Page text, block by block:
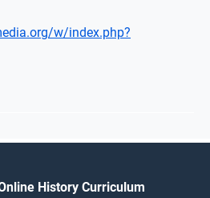
w/index.php?
History Curriculum